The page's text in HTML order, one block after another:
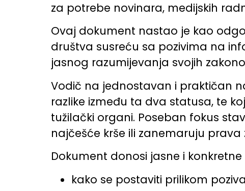
za potrebe novinara, medijskih
Ovaj dokument nastao je kao
društva susreću sa pozivima na
jasnog razumijevanja svojih
Vodič na jednostavan i praktičan
razlike između ta dva statusa, te
tužilački organi. Poseban fokus
najčešće krše ili zanemaruju
Dokument donosi jasne i
kako se postaviti prilikom